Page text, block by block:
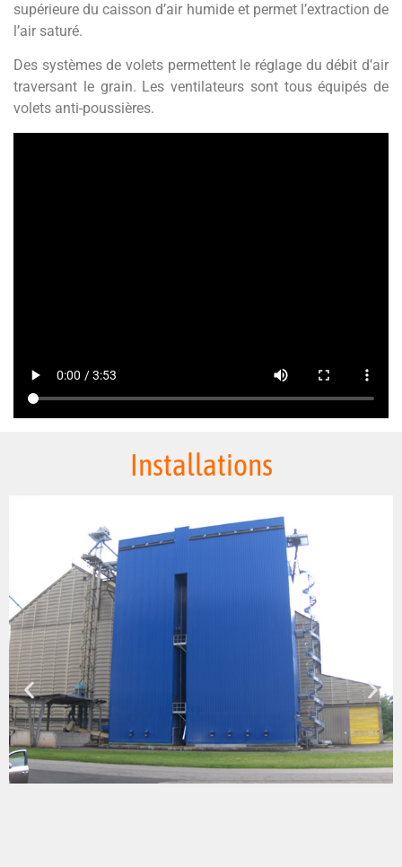
supérieure du caisson d’air humide et permet l’extraction de
l’air saturé.
Des systèmes de volets permettent le réglage du débit d’air
traversant le grain. Les ventilateurs sont tous équipés de
volets anti-poussières.
Installations